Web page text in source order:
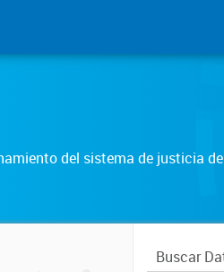
del sistema de justicia